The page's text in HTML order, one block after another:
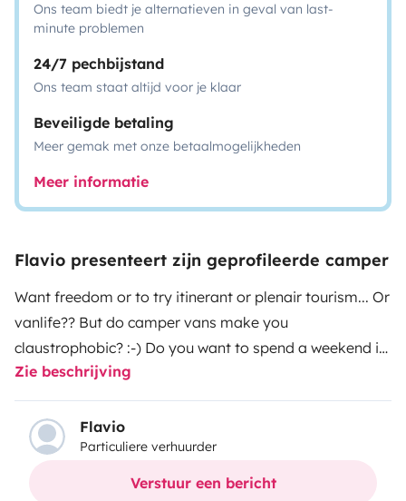
Ons team biedt je alternatieven in geval van last-
minute problemen
24/7 pechbijstand
Ons team staat altijd voor je klaar
Beveiligde betaling
Meer gemak met onze betaalmogelijkheden
Meer informatie
Flavio presenteert zijn geprofileerde camper
Want freedom or to try itinerant or plenair tourism... Or
vanlife?? But do camper vans make you
claustrophobic? :-) Do you want to spend a weekend in
a camper but without stressing yourself out by having
to assemble and disassemble everything at every use?
From the bed to the bathroom to the kitchen and
table?Well this vehicle is for you...
bathroom with separate shower, central corner kitchen,
Zie beschrijving
Flavio
Particuliere verhuurder
Verstuur een bericht